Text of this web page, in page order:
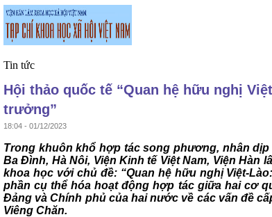
Tin tức
Hội thảo quốc tế “Quan hệ hữu nghị
trưởng”
18:04 - 01/12/2023
Trong khuôn khổ hợp tác song phương, nhân dịp
Ba Đình, Hà Nôi, Viện Kinh tế Việt Nam, Viện Hàn
khoa học với chủ đề: “Quan hệ hữu nghị Việt-
phần cụ thể hóa hoạt động hợp tác giữa hai cơ
Đảng và Chính phủ của hai nước về các vấn đề
Viêng Chăn.